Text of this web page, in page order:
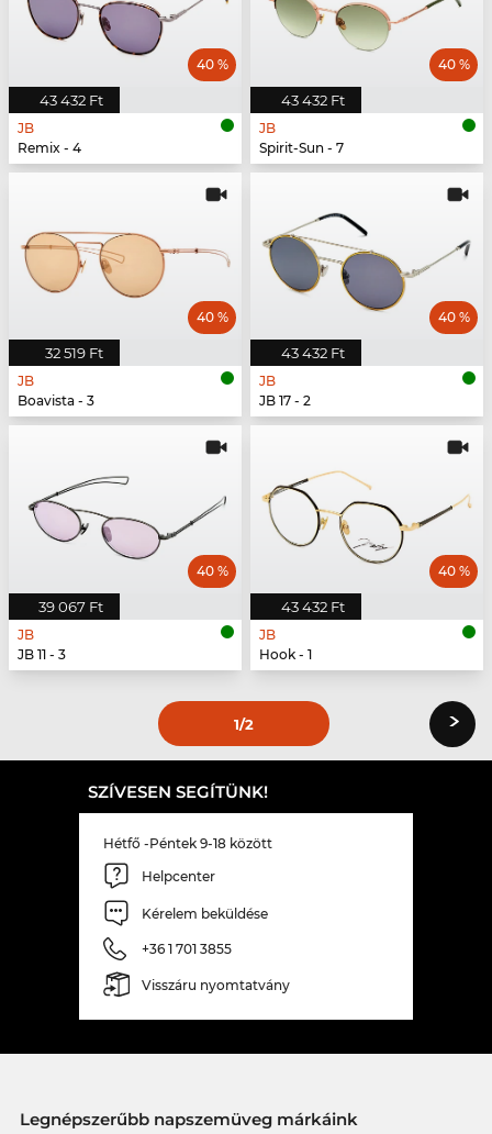
43 432 Ft
40 %
JB
Remix - 4
43 432 Ft
40 %
JB
Spirit-Sun - 7
32 519 Ft
40 %
JB
Boavista - 3
43 432 Ft
40 %
JB
JB 17 - 2
39 067 Ft
40 %
JB
JB 11 - 3
43 432 Ft
40 %
JB
Hook - 1
1/2 ›
SZÍVESEN SEGÍTÜNK!
Hétfő -Péntek 9-18 között
Helpcenter
Kérelem beküldése
+36 1 701 3855
Visszáru nyomtatvány
Legnépszerűbb napszemüveg márkáink